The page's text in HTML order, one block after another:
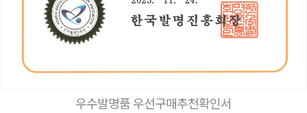
우수발명품 우선구매추천확인서